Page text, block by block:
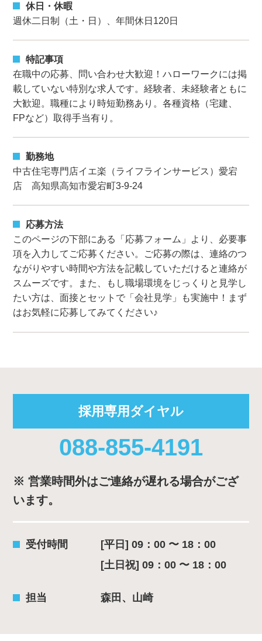
休日・休暇
週休二日制（土・日）、年間休日120日
特記事項
在職中の応募、問い合わせ大歓迎！ハローワークには掲
載していない特別な求人です。経験者、未経験者ともに
大歓迎。職種により時短勤務あり。各種資格（宅建、
FPなど）取得手当有り。
勤務地
中古住宅専門店イエ楽（ライフラインサービス）愛宕
店 高知県高知市愛宕町3-9-24
応募方法
このページの下部にある「応募フォーム」より、必要事
項を入力してご応募ください。ご応募の際は、連絡のつ
ながりやすい時間や方法を記載していただけると連絡が
スムーズです。また、もし職場環境をじっくりと見学し
たい方は、面接とセットで「会社見学」も実施中！まず
はお気軽に応募してみてください♪
採用専用ダイヤル
088-855-4191
※ 営業時間外はご連絡が遅れる場合がござ
います。
受付時間
[平日] 09：00 〜 18：00
[土日祝] 09：00 〜 18：00
担当 森田、山崎